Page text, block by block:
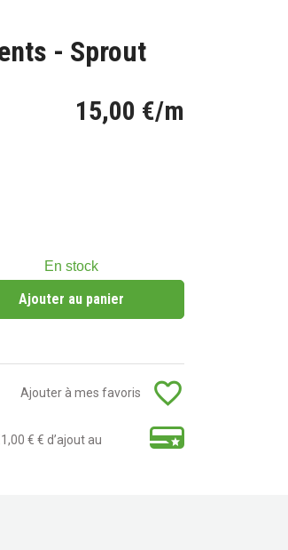
- Sprout
15,00 €/m
En stock
Ajouter au panier
Ajouter à mes favoris favorite_border
€ € d’ajout au